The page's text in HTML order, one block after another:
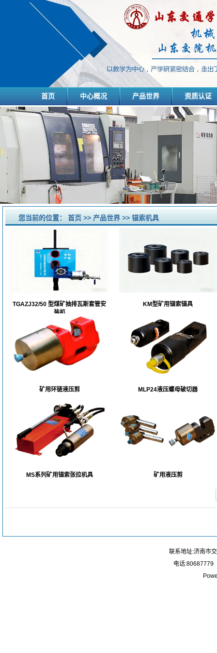
首页 中心概况 产品世界 资质认证
您当前的位置： 首页 >> 产品世界 >> 锚索机具
TGAZJ32/50 型煤矿抽排瓦斯套管安
装机
KM型矿用锚索锚具
矿用环链液压剪 MLP24液压螺母破切器
MS系列矿用锚索张拉机具 矿用液压剪
联系地址:济南市
电话:80687779